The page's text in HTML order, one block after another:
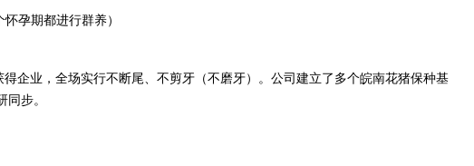
孕期都进行群养）
企业，全场实行不断尾、不剪牙（不磨牙）。公司建立了多个皖南花猪保种基
步。